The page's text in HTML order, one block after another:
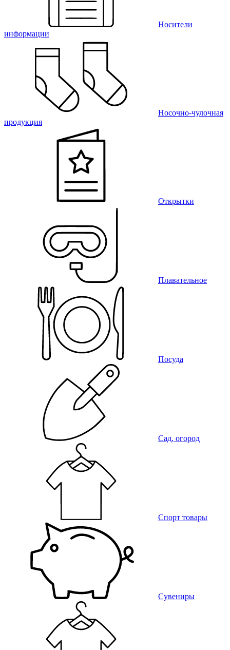
Носители
информации
Носочно-чулочная
продукция
Открытки
Плавательное
Посуда
Сад, огород
Спорт товары
Сувениры